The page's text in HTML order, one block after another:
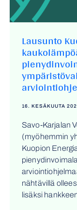
Lausunto
16. KESÄKUUTA
Savo-Karjalan
(myöhemmin
Kuopion
nähtävillä
lisäksi